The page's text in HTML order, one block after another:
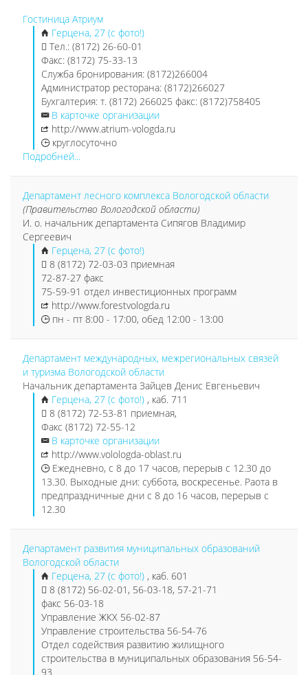
Гостиница Атриум
Герцена, 27 (с фото!)
Тел.: (8172) 26-60-01
Факс: (8172) 75-33-13
Cлужба бронирования: (8172)266004
Администратор ресторана: (8172)266027
Бухгалтерия: т. (8172) 266025 факс: (8172)758405
В карточке организации
http://www.atrium-vologda.ru
круглосуточно
Подробней...
Департамент лесного комплекса Вологодской области
(Правительство Вологодской области)
И. о. начальник департамента Сипягов Владимир
Сергеевич
Герцена, 27 (с фото!)
8 (8172) 72-03-03 приемная
72-87-27 факс
75-59-91 отдел инвестиционных программ
http://www.forestvologda.ru
пн - пт 8:00 - 17:00, обед 12:00 - 13:00
Департамент международных, межрегиональных связей
и туризма Вологодской области
Начальник департамента Зайцев Денис Евгеньевич
Герцена, 27 (с фото!) , каб. 711
8 (8172) 72-53-81 приемная,
Факс (8172) 72-55-12
В карточке организации
http://www.volologda-oblast.ru
Ежедневно, с 8 до 17 часов, перерыв с 12.30 до
13.30. Выходные дни: суббота, воскресенье. Раота в
предпраздничные дни с 8 до 16 часов, перерыв с
12.30
Департамент развития муниципальных образований
Вологодской области
Герцена, 27 (с фото!) , каб. 601
8 (8172) 56-02-01, 56-03-18, 57-21-71
факс 56-03-18
Управление ЖКХ 56-02-87
Управление строительства 56-54-76
Отдел содействия развитию жилищного
строительства в муниципальных образования 56-54-
93